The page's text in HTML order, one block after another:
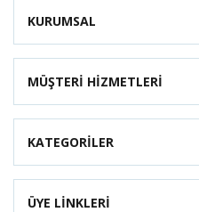
KURUMSAL
MÜŞTERİ HİZMETLERİ
KATEGORİLER
ÜYE LİNKLERİ